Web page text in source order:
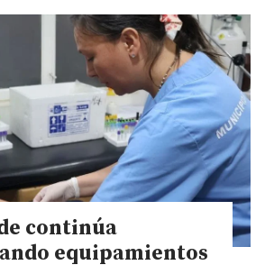
continúa
equipamientos